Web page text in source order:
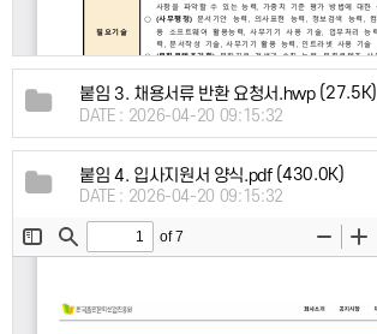
붙임 3. 채용서류 반환 요청서.hwp(27.5K)
DATE : 2026-04-20 09:15:32
붙임 4. 입사지원서 양식.pdf(430.0K)
DATE : 2026-04-20 09:15:32